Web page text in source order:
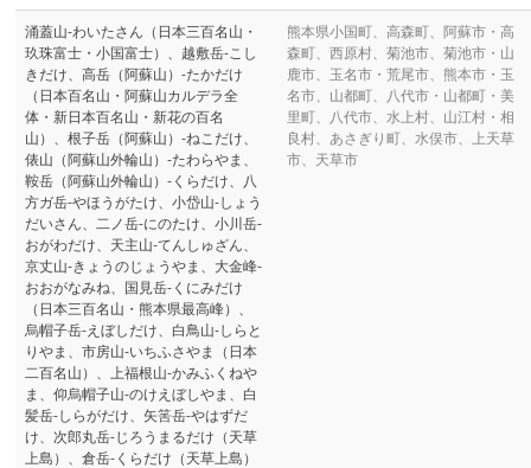
涌蓋山-わいたさん（日本三百名山・
玖珠富士・小国富士）、越敷岳-こし
きだけ、高岳（阿蘇山）-たかだけ
（日本百名山・阿蘇山カルデラ全
体・新日本百名山・新花の百名
山）、根子岳（阿蘇山）-ねこだけ、
俵山（阿蘇山外輪山）-たわらやま、
鞍岳（阿蘇山外輪山）-くらだけ、八
方ガ岳-やほうがたけ、小岱山-しょう
だいさん、二ノ岳-にのたけ、小川岳-
おがわだけ、天主山-てんしゅざん、
京丈山-きょうのじょうやま、大金峰-
おおがなみね、国見岳-くにみだけ
（日本三百名山・熊本県最高峰）、
烏帽子岳-えぼしだけ、白鳥山-しらと
りやま、市房山-いちふさやま（日本
二百名山）、上福根山-かみふくねや
ま、仰烏帽子山-のけえぼしやま、白
髪岳-しらがだけ、矢筈岳-やはずだ
け、次郎丸岳-じろうまるだけ（天草
上島）、倉岳-くらだけ（天草上島）
熊本県小国町、高森町、阿蘇市・高
森町、西原村、菊池市、菊池市・山
鹿市、玉名市・荒尾市、熊本市・玉
名市、山都町、八代市・山都町・美
里町、八代市、水上村、山江村・相
良村、あさぎり町、水俣市、上天草
市、天草市